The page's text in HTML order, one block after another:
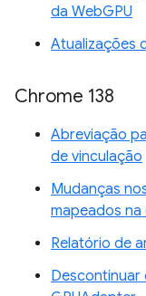
da WebGPU
Atualizações
Chrome 138
Abreviação
de vinculação
Mudanças
mapeados na
Relatório de